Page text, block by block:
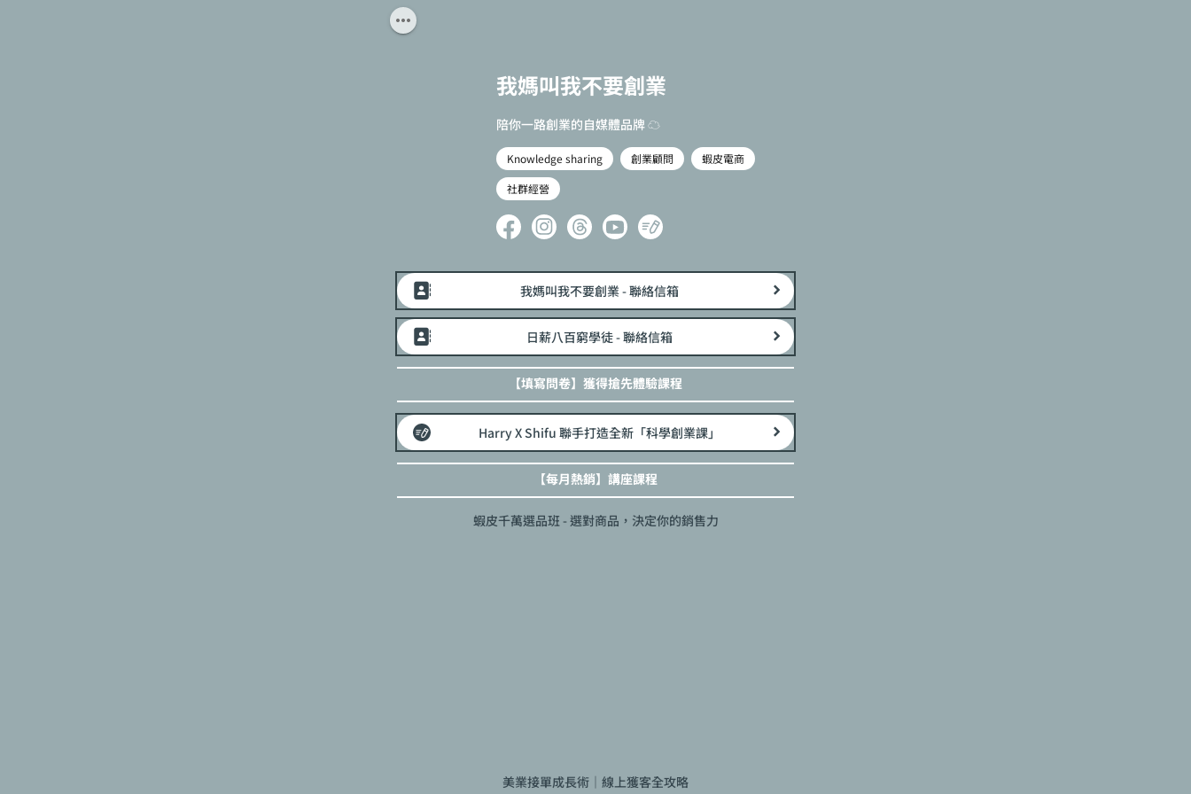
我媽叫我不要創業
陪你一路創業的自媒體品牌 ☁
Knowledge sharing 創業顧問
蝦皮電商
社群經營
我媽叫我不要創業 - 聯絡信箱
日薪八百窮學徒 - 聯絡信箱
【填寫問卷】獲得搶先體驗課程
Harry X Shifu 聯手打造全新「科學創業課」
【每月熱銷】講座課程
蝦皮千萬選品班 - 選對商品，決定你的銷售力
美業接單成長術｜線上獲客全攻略